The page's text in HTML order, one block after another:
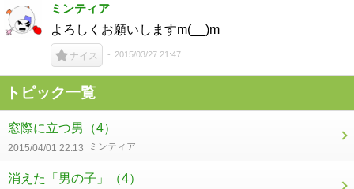
ミンティア
よろしくお願いしますm(__)m
ナイス 2015/03/27 21:47
トピック一覧
窓際に立つ男 （4）
2015/04/01 22:13 ミンティア
消えた「男の子」 （4）